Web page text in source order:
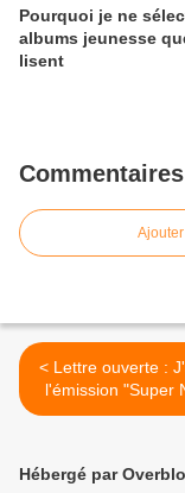
Pourquoi je ne
albums jeunesse
lisent
Commentaires
< Lettre ouverte : J'accuse
l'émission "Super
Hébergé par